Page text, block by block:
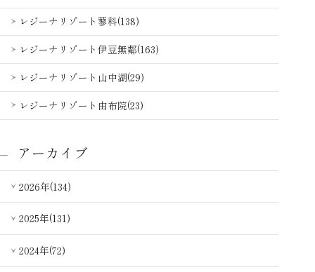
レジーナリゾート蓼科(138)
レジーナリゾート伊豆無鄰(163)
レジーナリゾート山中湖(29)
レジーナリゾート由布院(23)
アーカイブ
2026年(134)
2025年(131)
2024年(72)